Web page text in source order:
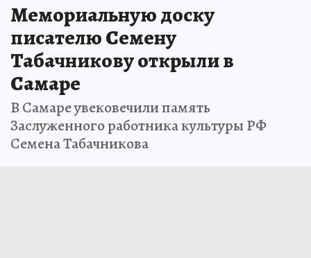
Мемориальную доску
писателю Семену
Табачникову открыли в
Самаре
В Самаре увековечили память
Заслуженного работника культуры РФ
Семена Табачникова